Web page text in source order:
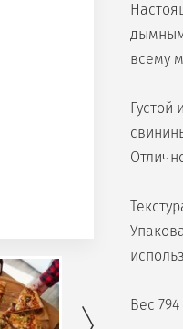
дымным
всему
Густой
Вес 794